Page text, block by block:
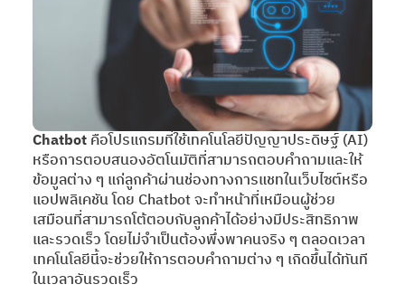
Chatbotคือโปรแกรมที่ใช้เทคโนโลยีปัญญาประดิษฐ์ (AI)
หรือการตอบสนองอัตโนมัติที่สามารถตอบคำถามและให้
ข้อมูลต่าง ๆ แก่ลูกค้าผ่านช่องทางการแชทในเว็บไซต์หรือ
แอปพลิเคชัน โดย Chatbot จะทำหน้าที่เหมือนผู้ช่วย
เสมือนที่สามารถโต้ตอบกับลูกค้าได้อย่างมีประสิทธิภาพ
และรวดเร็ว โดยไม่จำเป็นต้องพึ่งพาคนจริง ๆ ตลอดเวลา
เทคโนโลยีนี้จะช่วยให้การตอบคำถามต่าง ๆ เกิดขึ้นได้ทันที
ในเวลาอันรวดเร็ว